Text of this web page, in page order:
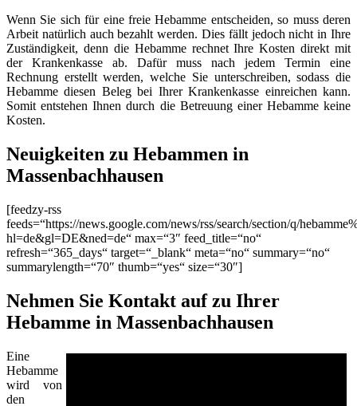
Wenn Sie sich für eine freie Hebamme entscheiden, so muss deren
Arbeit natürlich auch bezahlt werden. Dies fällt jedoch nicht in Ihre
Zuständigkeit, denn die Hebamme rechnet Ihre Kosten direkt mit
der Krankenkasse ab. Dafür muss nach jedem Termin eine
Rechnung erstellt werden, welche Sie unterschreiben, sodass die
Hebamme diesen Beleg bei Ihrer Krankenkasse einreichen kann.
Somit entstehen Ihnen durch die Betreuung einer Hebamme keine
Kosten.
Neuigkeiten zu Hebammen in
Massenbachhausen
[feedzy-rss
feeds=“https://news.google.com/news/rss/search/section/q/
hl=de&gl=DE&ned=de“ max=“3″ feed_title=“no“
refresh=“365_days“ target=“_blank“ meta=“no“ summary=“no“
summarylength=“70″ thumb=“yes“ size=“30″]
Nehmen Sie Kontakt auf zu Ihrer
Hebamme in Massenbachhausen
Eine
Hebamme
wird von
den